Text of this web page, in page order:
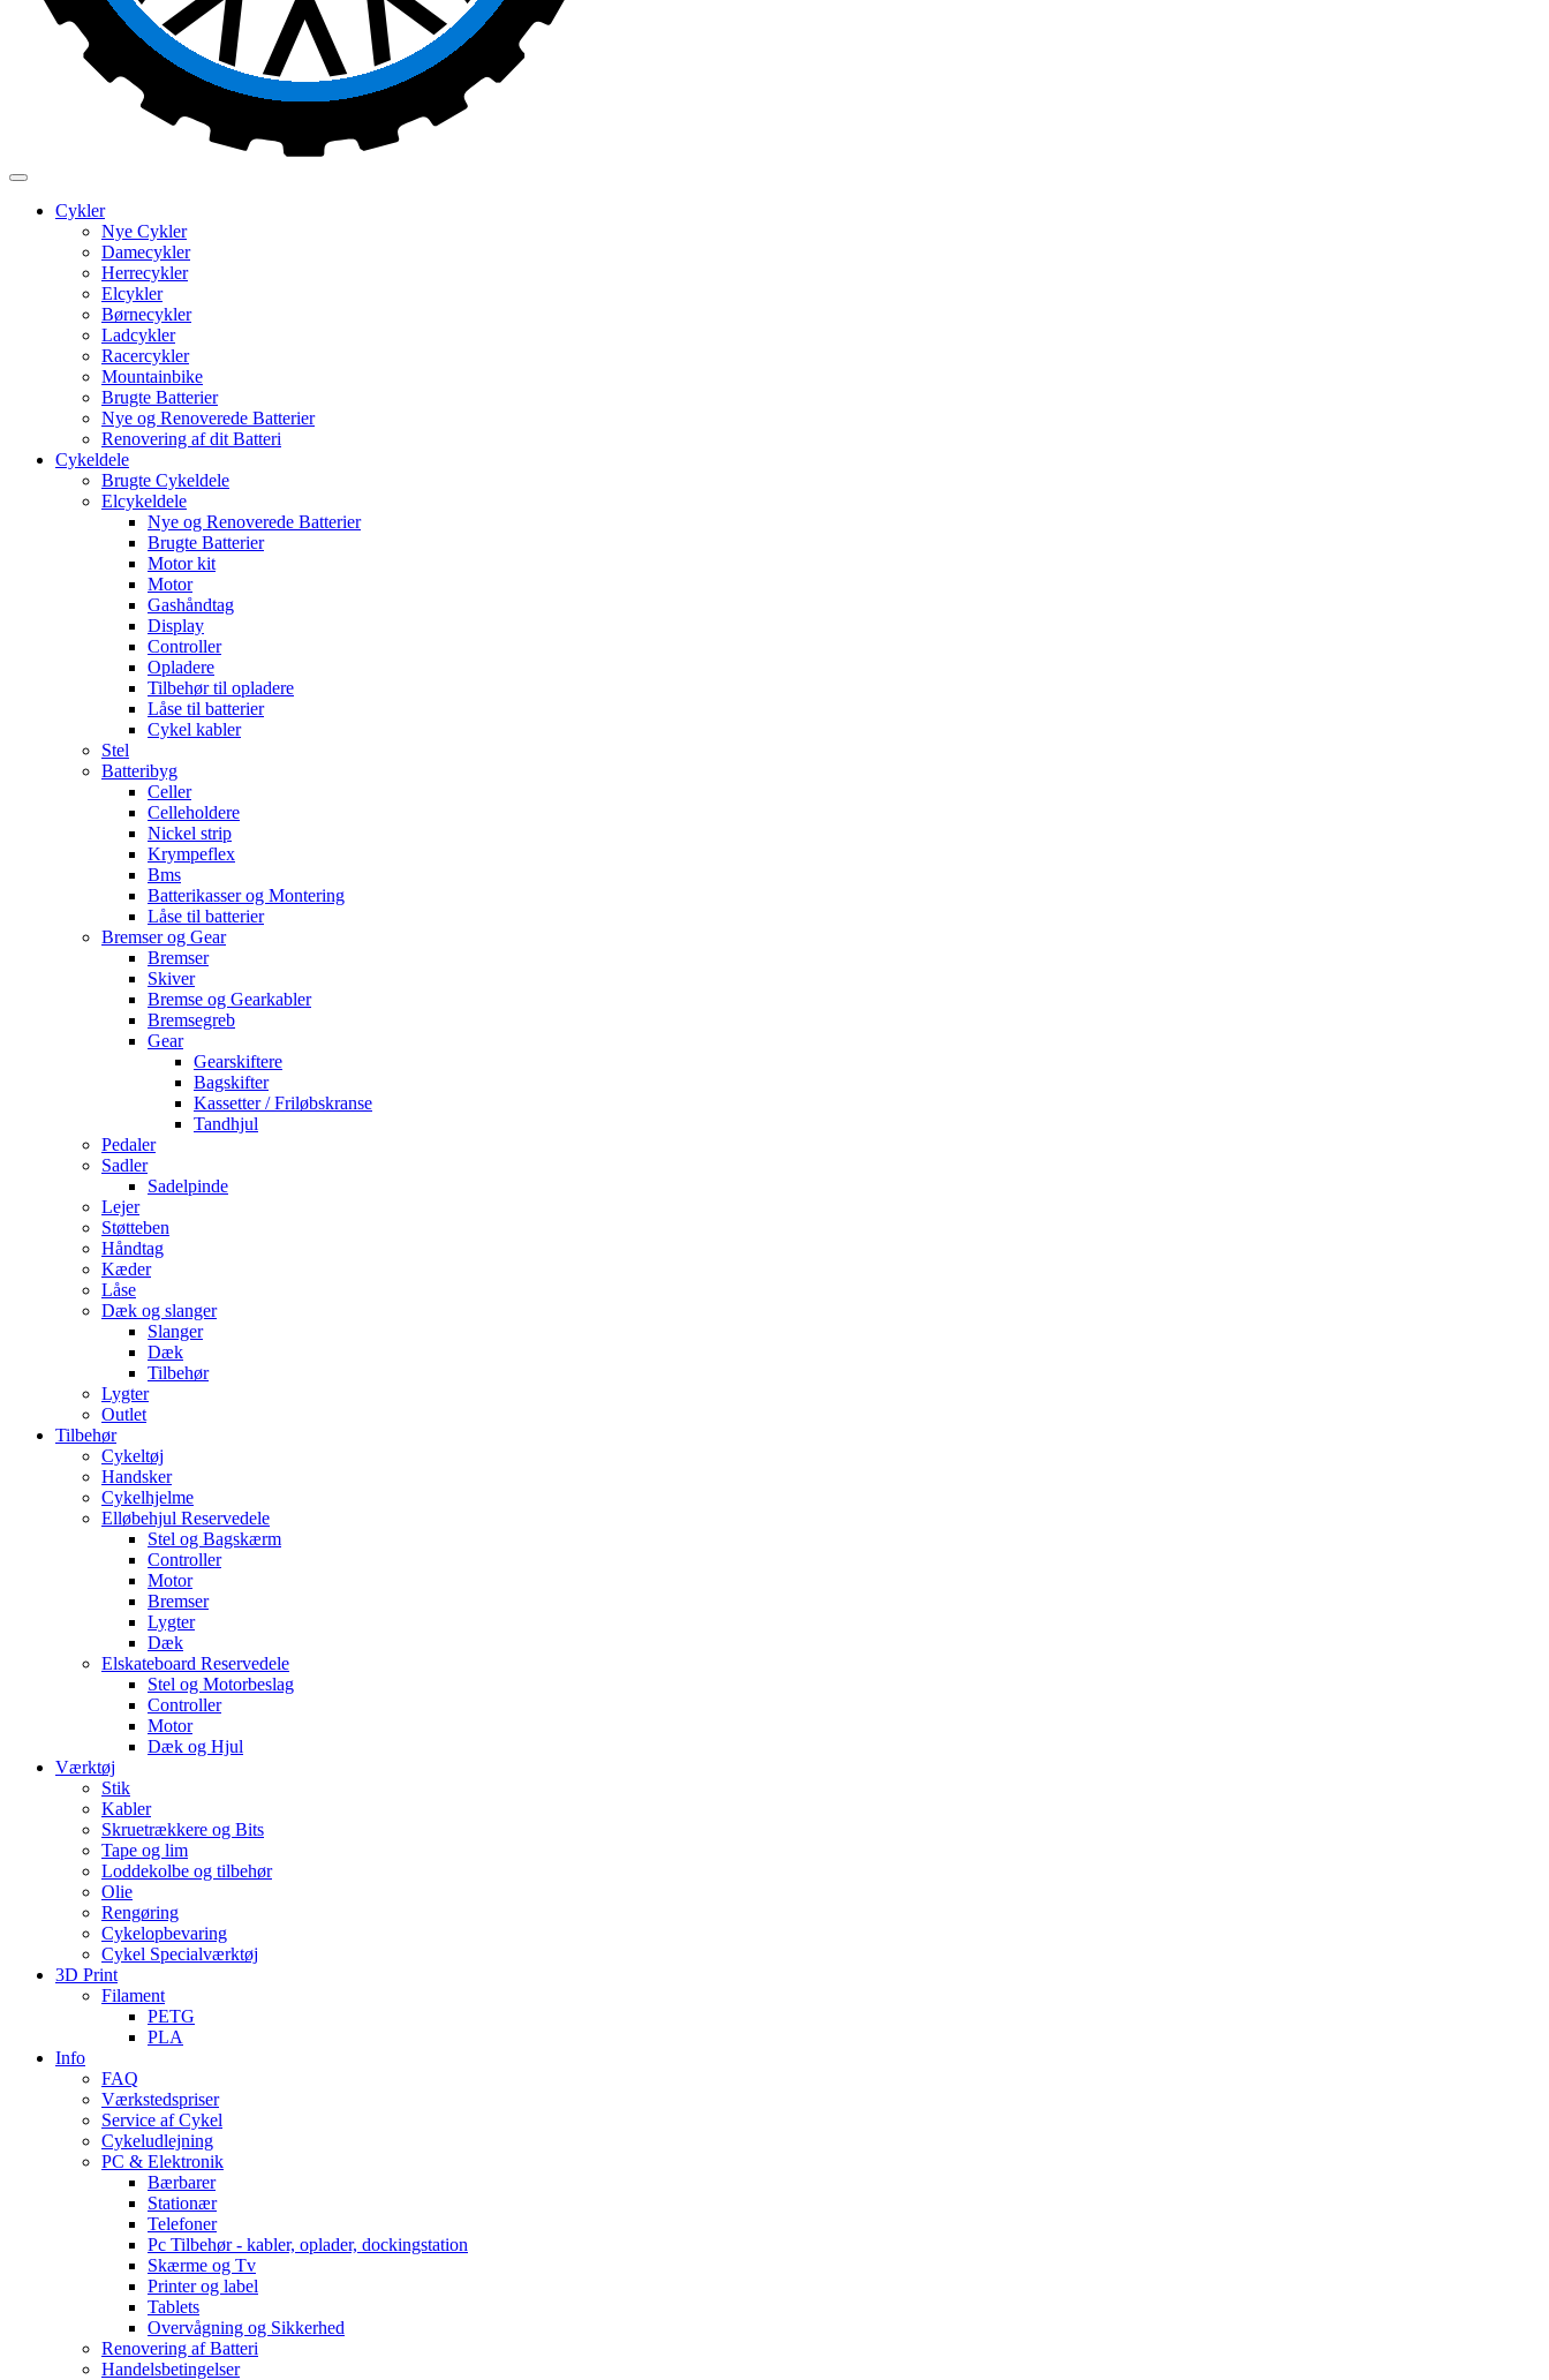
Cykler
Nye Cykler
Damecykler
Herrecykler
Elcykler
Børnecykler
Ladcykler
Racercykler
Mountainbike
Brugte Batterier
Nye og Renoverede Batterier
Renovering af dit Batteri
Cykeldele
Brugte Cykeldele
Elcykeldele
Nye og Renoverede Batterier
Brugte Batterier
Motor kit
Motor
Gashåndtag
Display
Controller
Opladere
Tilbehør til opladere
Låse til batterier
Cykel kabler
Stel
Batteribyg
Celler
Celleholdere
Nickel strip
Krympeflex
Bms
Batterikasser og Montering
Låse til batterier
Bremser og Gear
Bremser
Skiver
Bremse og Gearkabler
Bremsegreb
Gear
Gearskiftere
Bagskifter
Kassetter / Friløbskranse
Tandhjul
Pedaler
Sadler
Sadelpinde
Lejer
Støtteben
Håndtag
Kæder
Låse
Dæk og slanger
Slanger
Dæk
Tilbehør
Lygter
Outlet
Tilbehør
Cykeltøj
Handsker
Cykelhjelme
Elløbehjul Reservedele
Stel og Bagskærm
Controller
Motor
Bremser
Lygter
Dæk
Elskateboard Reservedele
Stel og Motorbeslag
Controller
Motor
Dæk og Hjul
Værktøj
Stik
Kabler
Skruetrækkere og Bits
Tape og lim
Loddekolbe og tilbehør
Olie
Rengøring
Cykelopbevaring
Cykel Specialværktøj
3D Print
Filament
PETG
PLA
Info
FAQ
Værkstedspriser
Service af Cykel
Cykeludlejning
PC & Elektronik
Bærbarer
Stationær
Telefoner
Pc Tilbehør - kabler, oplader, dockingstation
Skærme og Tv
Printer og label
Tablets
Overvågning og Sikkerhed
Renovering af Batteri
Handelsbetingelser